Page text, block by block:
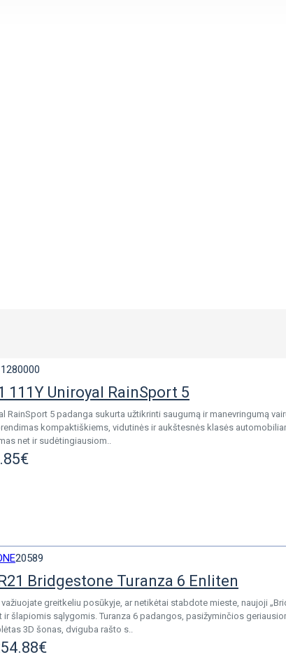
111Y Uniroyal RainSport 5
RainSport 5 padanga sukurta užtikrinti saugumą ir manevringumą
kompaktiškiems, vidutinės ir aukštesnės klasės
net ir sudėtingiausiom..
20589
Bridgestone Turanza 6 Enliten
važiuojate greitkeliu posūkyje, ar netikėtai stabdote mieste, naujoji
ir šlapiomis sąlygomis. Turanza 6 padangos, pasižyminčios
3D šonas, dviguba rašto s..